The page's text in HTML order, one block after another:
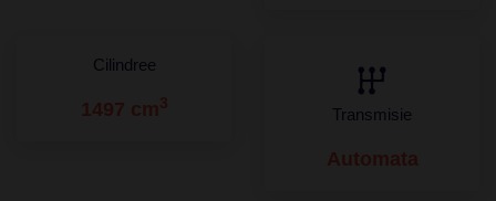
Cilindree
1497 cm 3
Transmisie
Automata